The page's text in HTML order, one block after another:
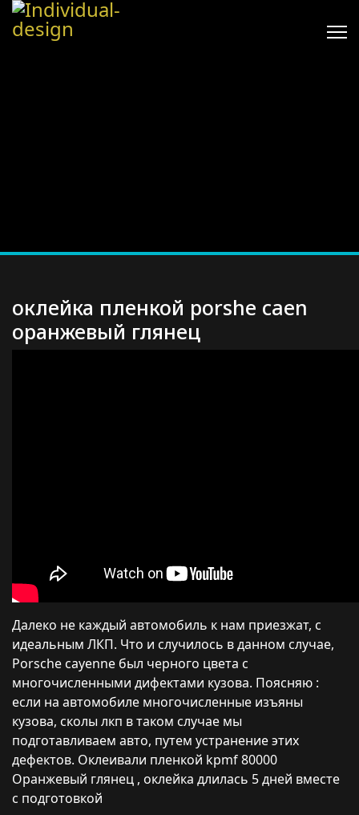
оклейка пленкой porshe caen
оранжевый глянец
Далеко не каждый автомобиль к нам приезжат, с
идеальным ЛКП. Что и случилось в данном случае,
Porsche cayenne был черного цвета с
многочисленными дифектами кузова. Поясняю :
если на автомобиле многочисленные изъяны
кузова, сколы лкп в таком случае мы
подготавливаем авто, путем устранение этих
дефектов. Оклеивали пленкой kpmf 80000
Оранжевый глянец , оклейка длилась 5 дней вместе
с подготовкой